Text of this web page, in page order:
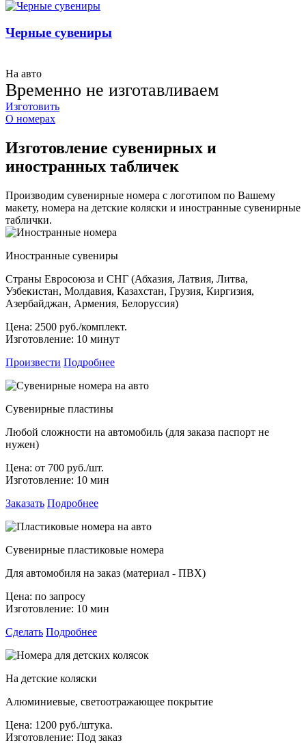
Черные сувениры
На авто
Временно не изготавливаем
Изготовить
О номерах
Изготовление сувенирных и
иностранных табличек
Производим сувенирные номера с логотипом по Вашему
макету, номера на детские коляски и иностранные сувенирные
таблички.
Иностранные сувениры
Страны Евросоюза и СНГ (Абхазия, Латвия, Литва,
Узбекистан, Молдавия, Казахстан, Грузия, Киргизия,
Азербайджан, Армения, Белоруссия)
Цена: 2500 руб./комплект.
Изготовление: 10 минут
Произвести Подробнее
Сувенирные пластины
Любой сложности на автомобиль (для заказа паспорт не
нужен)
Цена: от 700 руб./шт.
Изготовление: 10 мин
Заказать Подробнее
Сувенирные пластиковые номера
Для автомобиля на заказ (материал - ПВХ)
Цена: по запросу
Изготовление: 10 мин
Сделать Подробнее
На детские коляски
Алюминиевые, светоотражающее покрытие
Цена: 1200 руб./штука.
Изготовление: Под заказ